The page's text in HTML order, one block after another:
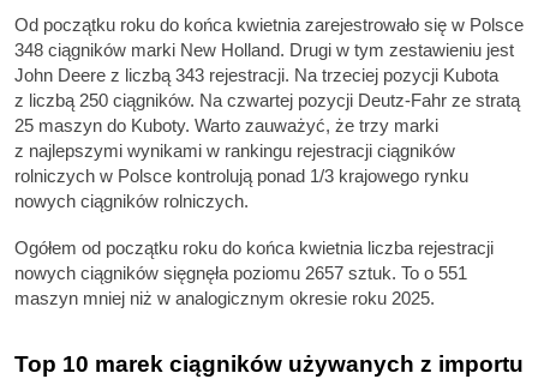
Od początku roku do końca kwietnia zarejestrowało się w Polsce
348 ciągników marki New Holland. Drugi w tym zestawieniu jest
John Deere z liczbą 343 rejestracji. Na trzeciej pozycji Kubota
z liczbą 250 ciągników. Na czwartej pozycji Deutz-Fahr ze stratą
25 maszyn do Kuboty. Warto zauważyć, że trzy marki
z najlepszymi wynikami w rankingu rejestracji ciągników
rolniczych w Polsce kontrolują ponad 1/3 krajowego rynku
nowych ciągników rolniczych.
Ogółem od początku roku do końca kwietnia liczba rejestracji
nowych ciągników sięgnęła poziomu 2657 sztuk. To o 551
maszyn mniej niż w analogicznym okresie roku 2025.
Top 10 marek ciągników używanych z importu